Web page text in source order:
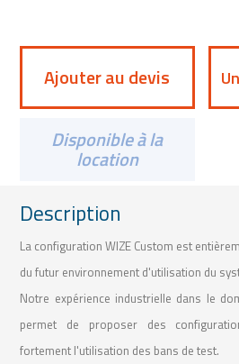
Ajouter au devis
Disponible à la
location
Description
La configuration WIZE Custom est
du futur environnement d'utilisation du
Notre expérience industrielle dans le
permet de proposer des
fortement l'utilisation des bans de test.